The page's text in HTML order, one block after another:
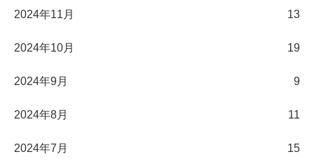
2024年11月 13
2024年10月 19
2024年9月 9
2024年8月 11
2024年7月 15